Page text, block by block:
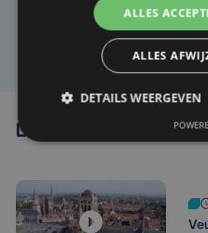
Laat het ons
Lees ook
ALLES
ALLES
DETAILS WEERGEVEN